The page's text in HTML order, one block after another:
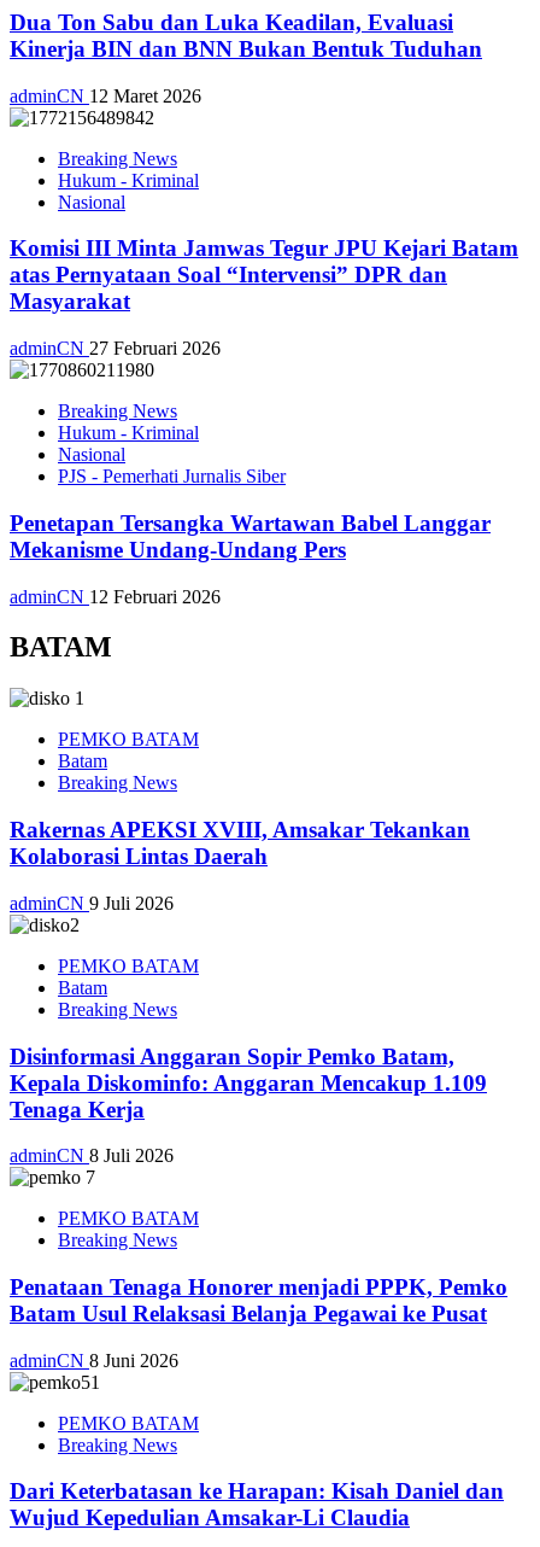
Dua Ton Sabu dan Luka Keadilan, Evaluasi
Kinerja BIN dan BNN Bukan Bentuk Tuduhan
adminCN 12 Maret 2026
Breaking News
Hukum - Kriminal
Nasional
Komisi III Minta Jamwas Tegur JPU Kejari Batam
atas Pernyataan Soal “Intervensi” DPR dan
Masyarakat
adminCN 27 Februari 2026
Breaking News
Hukum - Kriminal
Nasional
PJS - Pemerhati Jurnalis Siber
Penetapan Tersangka Wartawan Babel Langgar
Mekanisme Undang-Undang Pers
adminCN 12 Februari 2026
BATAM
PEMKO BATAM
Batam
Breaking News
Rakernas APEKSI XVIII, Amsakar Tekankan
Kolaborasi Lintas Daerah
adminCN 9 Juli 2026
PEMKO BATAM
Batam
Breaking News
Disinformasi Anggaran Sopir Pemko Batam,
Kepala Diskominfo: Anggaran Mencakup 1.109
Tenaga Kerja
adminCN 8 Juli 2026
PEMKO BATAM
Breaking News
Penataan Tenaga Honorer menjadi PPPK, Pemko
Batam Usul Relaksasi Belanja Pegawai ke Pusat
adminCN 8 Juni 2026
PEMKO BATAM
Breaking News
Dari Keterbatasan ke Harapan: Kisah Daniel dan
Wujud Kepedulian Amsakar-Li Claudia